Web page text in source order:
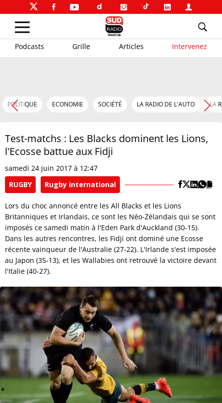
Podcasts Grille Articles Intervenez
POLITIQUE ECONOMIE SOCIÉTÉ LA RADIO DE L'AUTO LA
Test-matchs : Les Blacks dominent les Lions,
l'Ecosse battue aux Fidji
samedi 24 juin 2017 à 12:47
RUGBY
Rugby international
Lors du choc annoncé entre les All Blacks et les Lions
Britanniques et Irlandais, ce sont les Néo-Zélandais qui se sont
imposés ce samedi matin à l'Eden Park d'Auckland (30-15).
Dans les autres rencontres, les Fidji ont dominé une Ecosse
récente vainqueur de l'Australie (27-22). L'Irlande s'est imposée
au Japon (35-13), et les Wallabies ont retrouvé la victoire devant
l'Italie (40-27).